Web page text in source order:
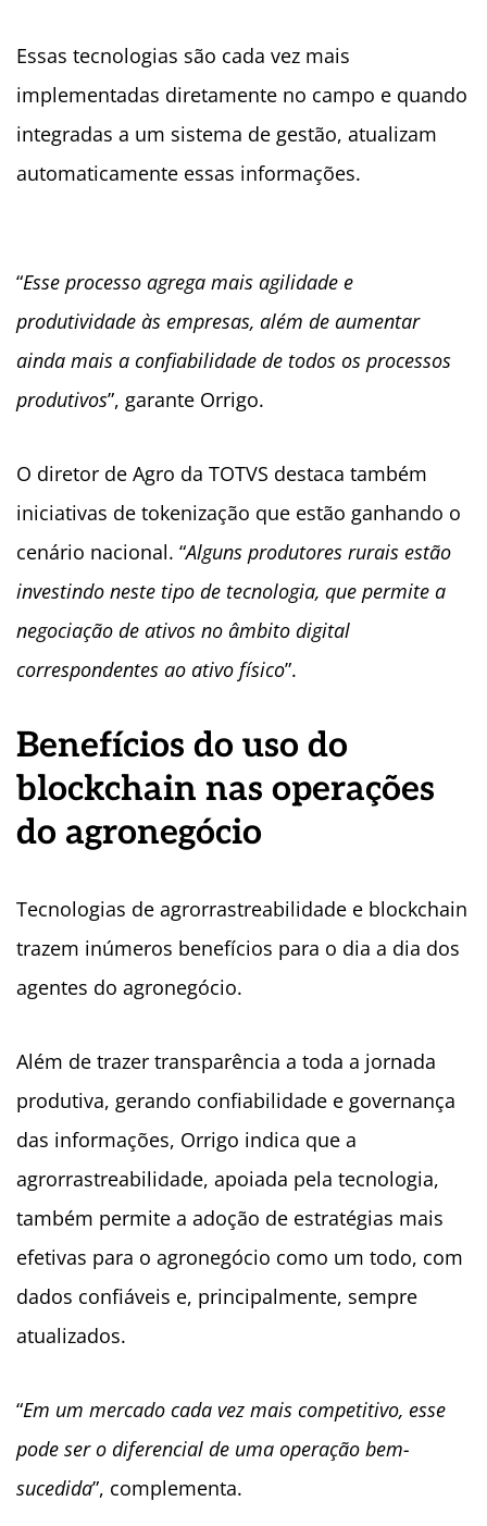
Essas tecnologias são cada vez mais
implementadas diretamente no campo e quando
integradas a um sistema de gestão, atualizam
automaticamente essas informações.
“Esse processo agrega mais agilidade e
produtividade às empresas, além de aumentar
ainda mais a confiabilidade de todos os processos
produtivos”, garante Orrigo.
O diretor de Agro da TOTVS destaca também
iniciativas de tokenização que estão ganhando o
cenário nacional. “Alguns produtores rurais estão
investindo neste tipo de tecnologia, que permite a
negociação de ativos no âmbito digital
correspondentes ao ativo físico”.
Benefícios do uso do
blockchain nas operações
do agronegócio
Tecnologias de agrorrastreabilidade e blockchain
trazem inúmeros benefícios para o dia a dia dos
agentes do agronegócio.
Além de trazer transparência a toda a jornada
produtiva, gerando confiabilidade e governança
das informações, Orrigo indica que a
agrorrastreabilidade, apoiada pela tecnologia,
também permite a adoção de estratégias mais
efetivas para o agronegócio como um todo, com
dados confiáveis e, principalmente, sempre
atualizados.
“Em um mercado cada vez mais competitivo, esse
pode ser o diferencial de uma operação bem-
sucedida”, complementa.